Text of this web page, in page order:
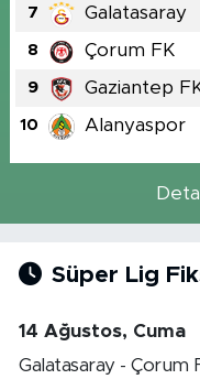
7 Galatasaray
8 Çorum FK
9 Gaziantep
10 Alanyaspor
Süper Lig
14 Ağustos, Cuma
Galatasaray - Çorum